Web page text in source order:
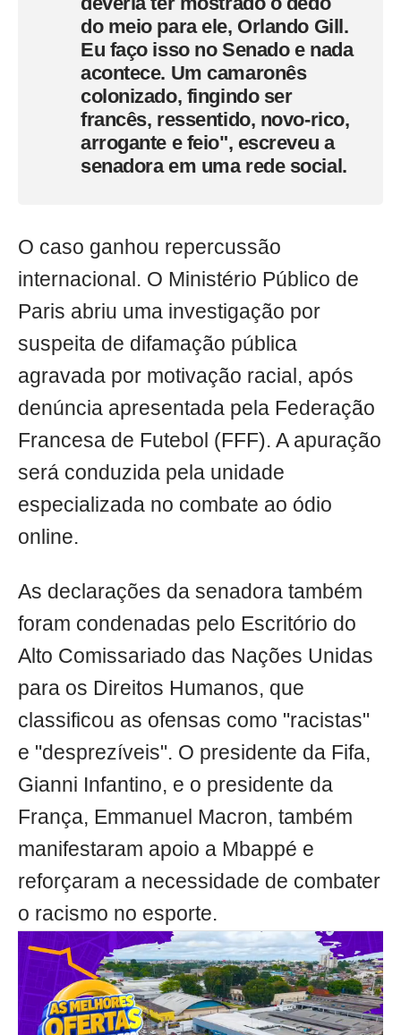
do meio para ele, Orlando Gill.
Eu faço isso no Senado e nada
acontece. Um camaronês
colonizado, fingindo ser
francês, ressentido, novo-rico,
arrogante e feio", escreveu a
senadora em uma rede social.
O caso ganhou repercussão
internacional. O Ministério Público de
Paris abriu uma investigação por
suspeita de difamação pública
agravada por motivação racial, após
denúncia apresentada pela Federação
Francesa de Futebol (FFF). A apuração
será conduzida pela unidade
especializada no combate ao ódio
online.
As declarações da senadora também
foram condenadas pelo Escritório do
Alto Comissariado das Nações Unidas
para os Direitos Humanos, que
classificou as ofensas como "racistas"
e "desprezíveis". O presidente da Fifa,
Gianni Infantino, e o presidente da
França, Emmanuel Macron, também
manifestaram apoio a Mbappé e
reforçaram a necessidade de combater
o racismo no esporte.